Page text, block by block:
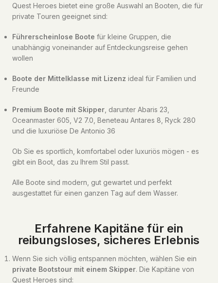
Quest Heroes bietet eine große Auswahl an Booten, die für
private Touren geeignet sind:
Führerscheinlose Boote für kleine Gruppen, die
unabhängig voneinander auf Entdeckungsreise gehen
wollen
Boote der Mittelklasse mit Lizenz ideal für Familien und
Freunde
Premium Boote mit Skipper , darunter Abaris 23,
Oceanmaster 605, V2 7.0, Beneteau Antares 8, Ryck 280
und die luxuriöse De Antonio 36
Ob Sie es sportlich, komfortabel oder luxuriös mögen - es
gibt ein Boot, das zu Ihrem Stil passt.
Alle Boote sind modern, gut gewartet und perfekt
ausgestattet für einen ganzen Tag auf dem Wasser.
Erfahrene Kapitäne für ein
reibungsloses, sicheres Erlebnis
Wenn Sie sich völlig entspannen möchten, wählen Sie ein
private Bootstour mit einem Skipper. Die Kapitäne von
Quest Heroes sind: